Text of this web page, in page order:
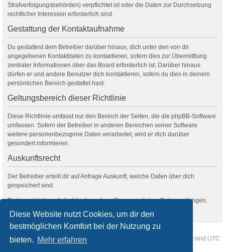
Diese Website nutzt Cookies, um dir den
bestmöglichen Komfort bei der Nutzung zu
bieten. Mehr erfahren
Strafverfolgungsbehörden) verpflichtet ist oder die Daten zur Durchsetzung
rechtlicher Interessen erforderlich sind.
Gestattung der Kontaktaufnahme
Du gestattest dem Betreiber darüber hinaus, dich unter den von dir
angegebenen Kontaktdaten zu kontaktieren, sofern dies zur Übermittlung
zentraler Informationen über das Board erforderlich ist. Darüber hinaus
dürfen er und andere Benutzer dich kontaktieren, sofern du dies in deinem
persönlichen Bereich gestattet hast.
Geltungsbereich dieser Richtlinie
Diese Richtlinie umfasst nur den Bereich der Seiten, die die phpBB-Software
umfassen. Sofern der Betreiber in anderen Bereichen seiner Software
weitere personenbezogene Daten verarbeitet, wird er dich darüber
gesondert informieren.
Auskunftsrecht
Der Betreiber erteilt dir auf Anfrage Auskunft, welche Daten über dich
gespeichert sind.
Du kannst jederzeit die Löschung bzw. Sperrung deiner Daten verlangen.
Foren-Übersicht Kontakt Alle Zeiten sind UTC